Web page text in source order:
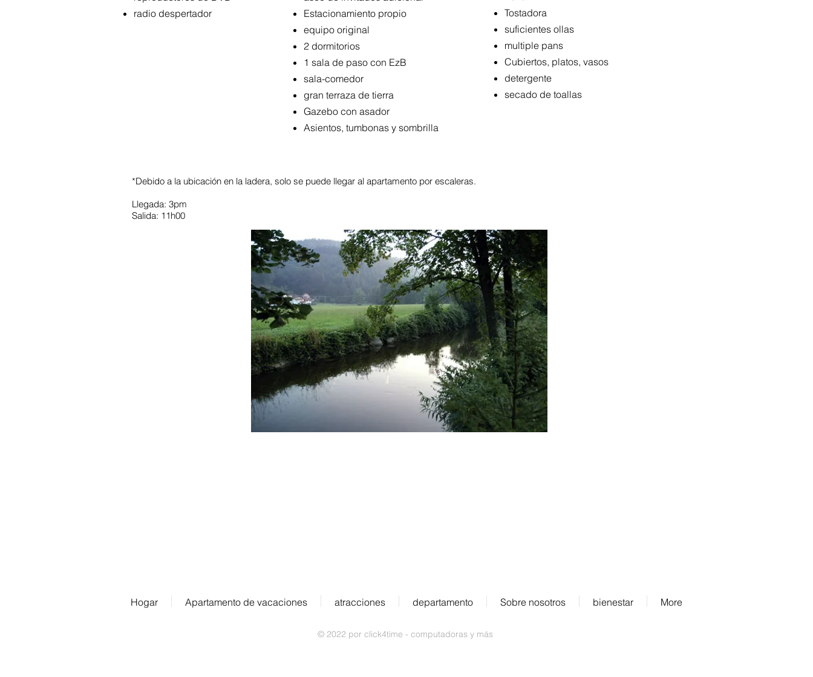
radio despertador
Estacionamiento propio
equipo original
2 dormitorios
1 sala de paso con EzB
sala-comedor
gran terraza de tierra
Gazebo con asador
Asientos, tumbonas y sombrilla
Tostadora
suficientes ollas
multiple pans
Cubiertos, platos, vasos
detergente
secado de toallas
*Debido a la ubicación en la ladera, solo se puede llegar al apartamento por escaleras.
Llegada: 3pm
Salida: 11h00
Hogar Apartamento de vacaciones atracciones departamento Sobre nosotros bienestar More
© 2022 por click4time - computadoras y más